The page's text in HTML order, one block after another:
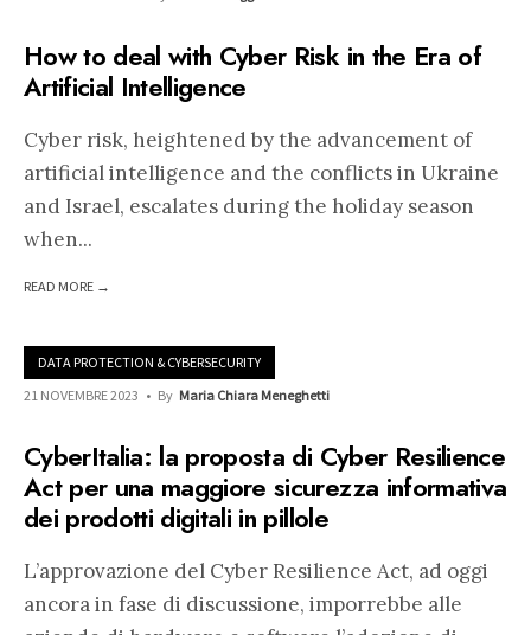
How to deal with Cyber Risk in the Era of
Artificial Intelligence
Cyber risk, heightened by the advancement of
artificial intelligence and the conflicts in Ukraine
and Israel, escalates during the holiday season
when...
READ MORE →
DATA PROTECTION & CYBERSECURITY
21 NOVEMBRE 2023 • By Maria Chiara Meneghetti
CyberItalia: la proposta di Cyber Resilience
Act per una maggiore sicurezza informativa
dei prodotti digitali in pillole
L’approvazione del Cyber Resilience Act, ad oggi
ancora in fase di discussione, imporrebbe alle